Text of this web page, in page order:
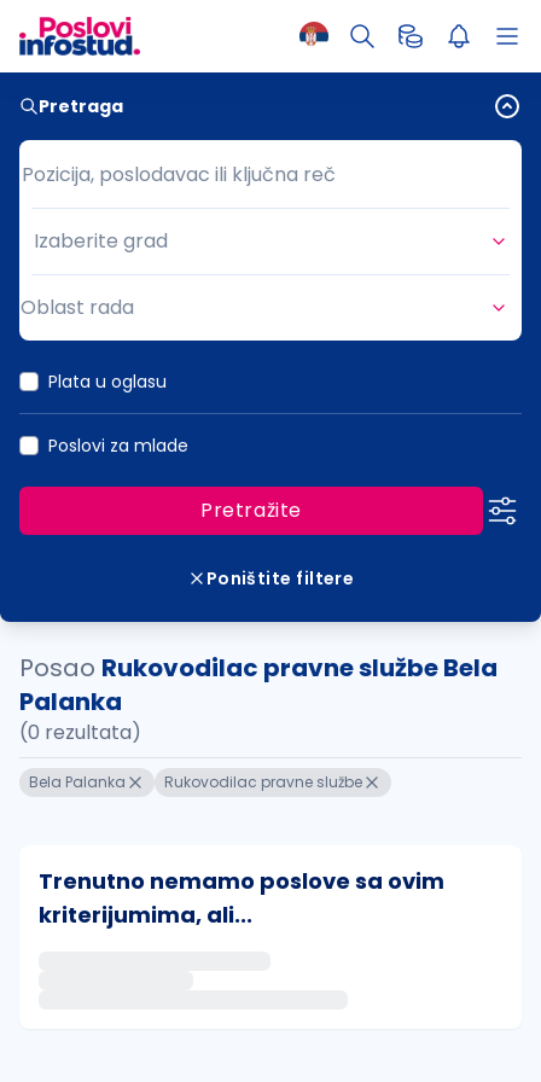
Pretraga
Pozicija, poslodavac ili ključna reč
Pozicija, poslodavac ili ključna reč
Grad
Izaberite grad
Oblast rada
Plata u oglasu
Poslovi za mlade
Pretražite
Poništite filtere
Posao Rukovodilac pravne službe Bela
Palanka
(0 rezultata)
Bela Palanka Rukovodilac pravne službe
Trenutno nemamo poslove sa ovim
kriterijumima, ali...